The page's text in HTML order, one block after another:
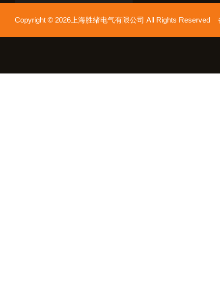
Copyright © 2026上海胜绪电气有限公司 All Rights Reserved